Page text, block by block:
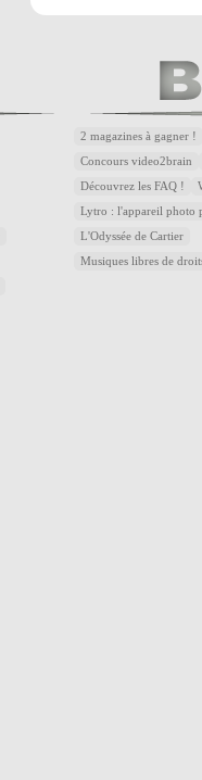
2 magazines à gagner !
Concours video2brain
Découvrez les FAQ !
Lytro : l'appareil photo
L'Odyssée de Cartier
Musiques libres de